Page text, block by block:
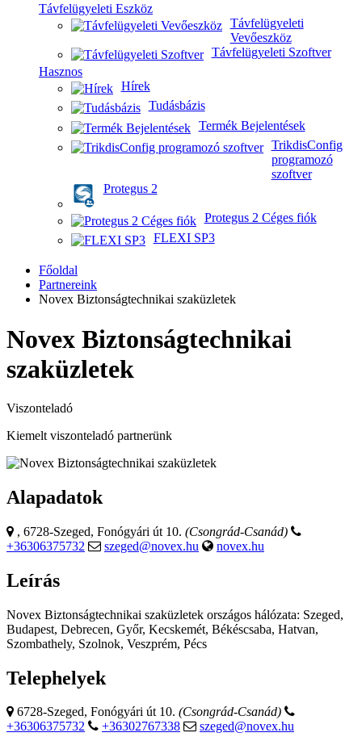
Távfelügyeleti Eszköz
Távfelügyeleti
Vevőeszköz
Távfelügyeleti Szoftver
Hasznos
Hírek
Tudásbázis
Termék Bejelentések
TrikdisConfig
programozó
szoftver
Protegus 2
Protegus 2 Céges fiók
FLEXI SP3
Főoldal
Partnereink
Novex Biztonságtechnikai szaküzletek
Novex Biztonságtechnikai
szaküzletek
Viszonteladó
Kiemelt viszonteladó partnerünk
Alapadatok
, 6728-Szeged, Fonógyári út 10. (Csongrád-Csanád)
+36306375732
szeged@novex.hu novex.hu
Leírás
Novex Biztonságtechnikai szaküzletek országos hálózata: Szeged,
Budapest, Debrecen, Győr, Kecskemét, Békéscsaba, Hatvan,
Szombathely, Szolnok, Veszprém, Pécs
Telephelyek
6728-Szeged, Fonógyári út 10. (Csongrád-Csanád)
+36306375732
+36302767338 szeged@novex.hu